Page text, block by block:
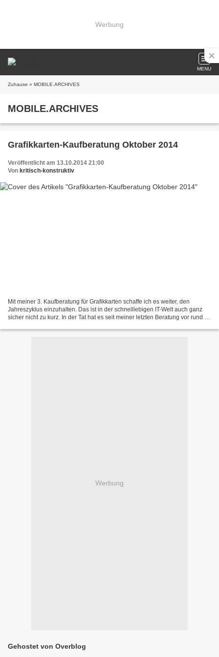
Werbung
MENU
Zuhause » MOBILE.ARCHIVES
MOBILE.ARCHIVES
Grafikkarten-Kaufberatung Oktober 2014
Veröffentlicht am 13.10.2014 21:00
Von kritisch-konstruktiv
Mit meiner 3. Kaufberatung für Grafikkarten schaffe ich es weiter, den
Jahreszyklus einzuhalten. Das ist in der schnelllebigen IT-Welt auch ganz
sicher nicht zu kurz. In der Tat hat es seit meiner letzten Beratung vor rund 1
Werbung
Gehostet von Overblog